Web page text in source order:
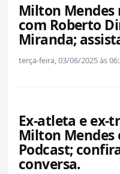
Milton
com Roberto
Miranda;
terça-feira, 03/06/2025 às
Ex-atleta e ex-
Milton Mendes
Podcast;
conversa.